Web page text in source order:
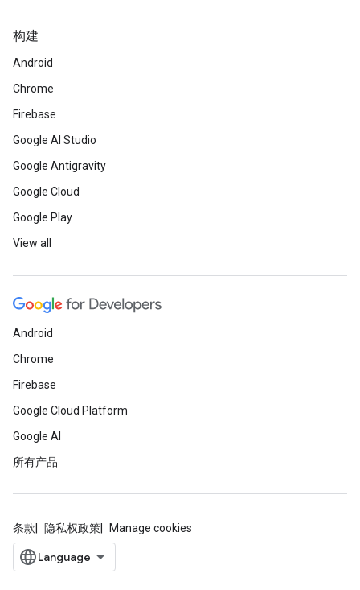
构建
Android
Chrome
Firebase
Google AI Studio
Google Antigravity
Google Cloud
Google Play
View all
Android
Chrome
Firebase
Google Cloud Platform
Google AI
所有产品
条款 隐私权政策 Manage cookies